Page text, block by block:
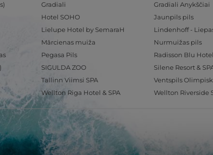
Gradiali Gradiali Anykščiai
Hotel SOHO Jaunpils pils
Lielupe Hotel by SemaraH Lindenhoff -
Mārcienas muiža Nurmuižas pils
Pegasa Pils
SIGULDA ZOO Silene Resort &
Tallinn Viimsi SPA
Wellton Riga Hotel & SPA Wellton Riverside